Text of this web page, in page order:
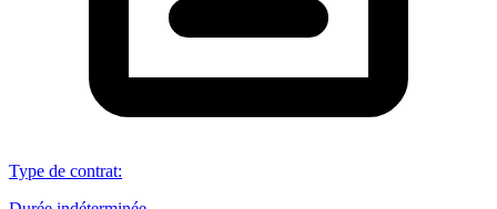
Type de contrat: